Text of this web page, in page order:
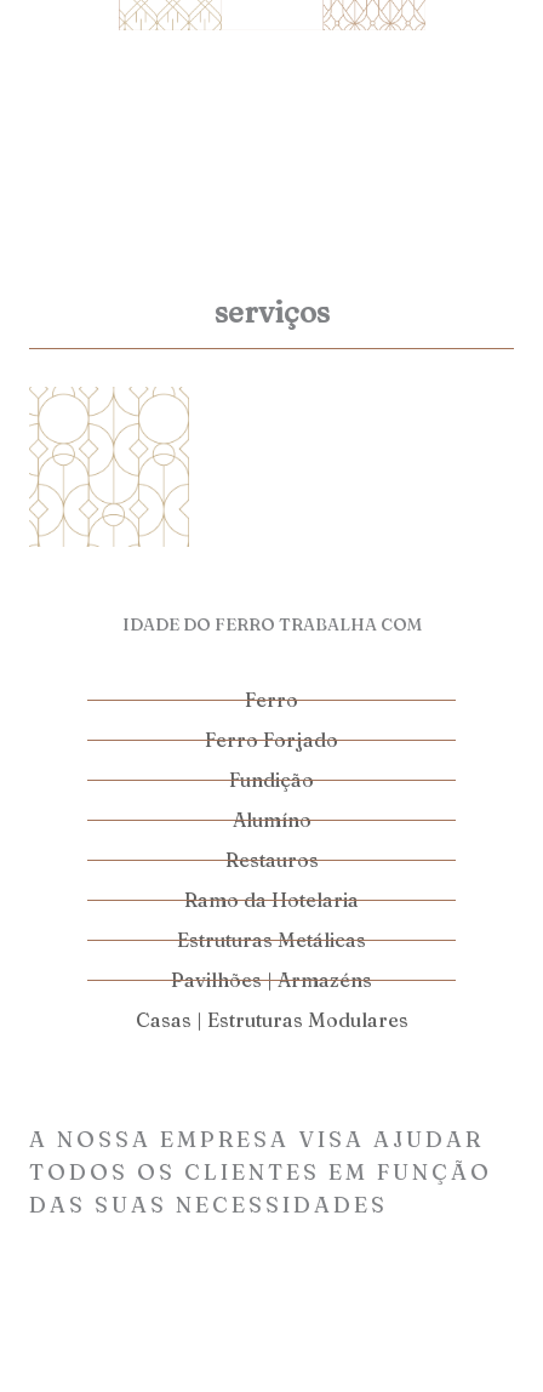
serviços
IDADE DO FERRO TRABALHA COM
Ferro
Ferro Forjado
Fundição
Alumíno
Restauros
Ramo da Hotelaria
Estruturas Metálicas
Pavilhões | Armazéns
Casas | Estruturas Modulares
A NOSSA EMPRESA VISA AJUDAR
TODOS OS CLIENTES EM FUNÇÃO
DAS SUAS NECESSIDADES